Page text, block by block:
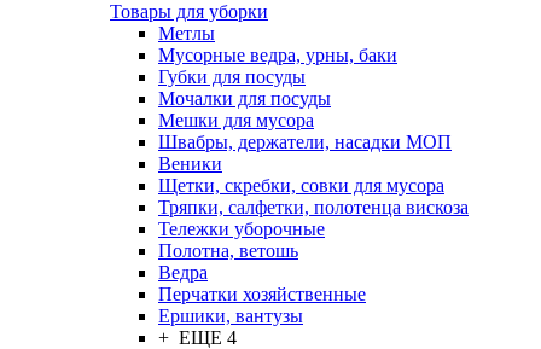
Товары для уборки
Метлы
Мусорные ведра, урны, баки
Губки для посуды
Мочалки для посуды
Мешки для мусора
Швабры, держатели, насадки МОП
Веники
Щетки, скребки, совки для мусора
Тряпки, салфетки, полотенца вискоза
Тележки уборочные
Полотна, ветошь
Ведра
Перчатки хозяйственные
Ершики, вантузы
+ ЕЩЕ 4